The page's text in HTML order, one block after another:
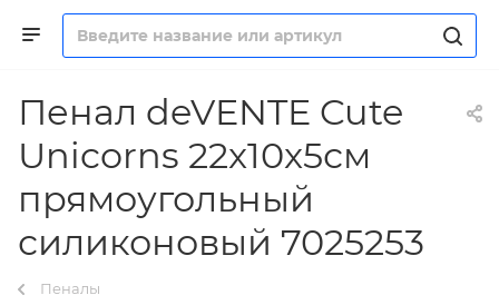
Пенал deVENTE Cute
Unicorns 22x10x5см
прямоугольный
силиконовый 7025253
Пеналы